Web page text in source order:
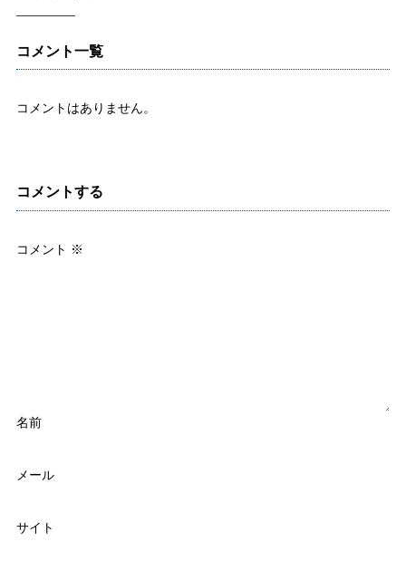
コメント一覧
コメントはありません。
コメントする
コメント ※
名前
メール
サイト